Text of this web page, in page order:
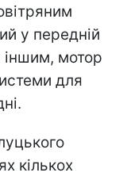
у передній
іншим, мотор
для
кількох